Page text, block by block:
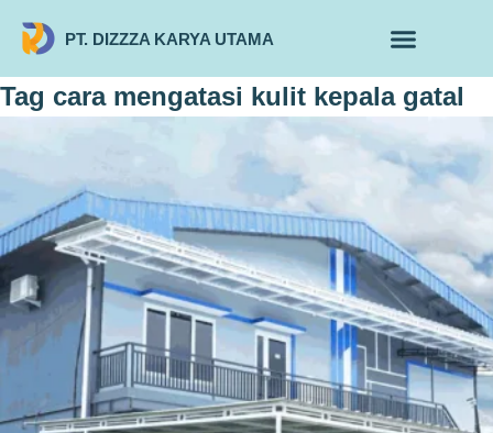
PT. DIZZZA KARYA UTAMA
Tag cara mengatasi kulit kepala gatal